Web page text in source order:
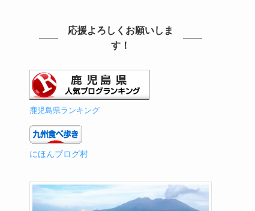
応援よろしくお願いしま
す！
鹿児島県ランキング
にほんブログ村